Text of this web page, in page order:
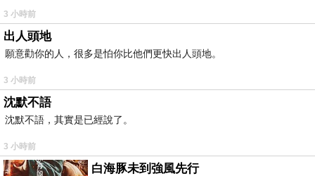
3 小時前
出人頭地
願意勸你的人，很多是怕你比他們更快出人頭地。
3 小時前
沈默不語
沈默不語，其實是已經說了。
3 小時前
白海豚未到強風先行